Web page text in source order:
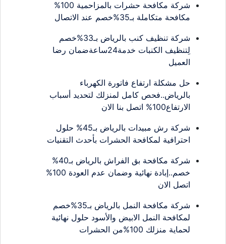
شركة مكافحة حشرات بالمزاحمية 100%
مكافحة متكاملة بـ35%خصم عند الاتصال
شركة تنظيف كنب بالرياض بـ33%خصم
لِتنظيف الكنبات خدمة24ساعةضمان رضا
العميل
حل مشكلة ارتفاع فاتورة الكهرباء
بالرياض..فحص كامل لمنزلك لتحديد أسباب
الارتفاع100% اتصل بنا الان
شركة رش مبيدات بالرياض بـ45% حلول
احترافية لمكافحة الحشرات بأحدث التقنيات
شركة مكافحة بق الفراش بالرياض بـ40%
خصم..إبادة نهائية وضمان عدم العودة 100%
اتصل الان
شركة مكافحة النمل بالرياض بـ35%خصم
لمكافحة النمل الابيض والأسود حلول نهائية
لحماية منزلك 100%من الحشرات